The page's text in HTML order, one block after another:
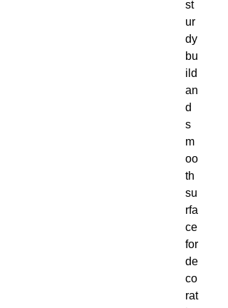
st
ur
dy
bu
ild
an
d
s
m
oo
th
su
rfa
ce
for
de
co
rat